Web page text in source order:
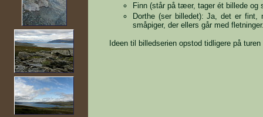
Finn (står på tæer, tager ét billede og
Dorthe (ser billedet): Ja, det er
småpiger, der ellers går med
Ideen til billedserien opstod tidligere på